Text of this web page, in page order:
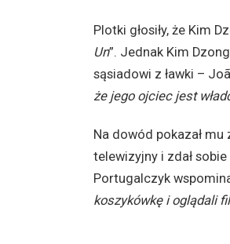
Plotki głosiły, że Kim
Un”. Jednak Kim
sąsiadowi z ławki –
że jego ojciec jest
Na dowód pokazał
telewizyjny i zdał
Portugalczyk
koszykówkę i oglądali